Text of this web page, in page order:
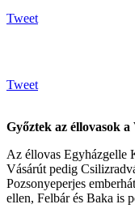
Tweet
Tweet
Győztek az éllovasok
Az éllovas Egyházgelle
Vásárút pedig
Pozsonyeperjes
ellen, Felbár és Baka is